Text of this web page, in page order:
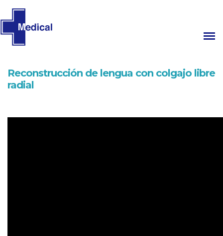
Reconstrucción de lengua con colgajo libre
radial